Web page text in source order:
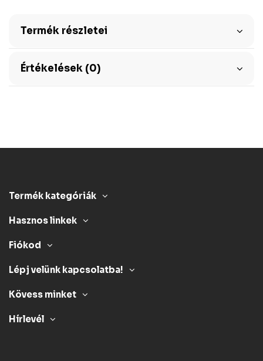
Termék részletei
Értékelések (0)
Termék kategóriák
Hasznos linkek
Fiókod
Lépj velünk kapcsolatba!
Kövess minket
Hírlevél